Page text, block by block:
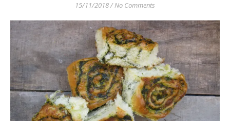
15/11/2018/No Comments